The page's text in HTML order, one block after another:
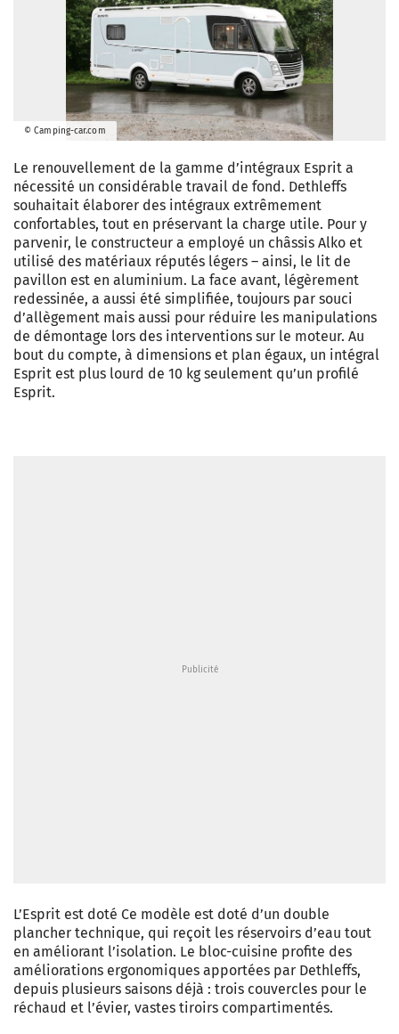
© Camping-car.com
Le renouvellement de la gamme d’intégraux Esprit a
nécessité un considérable travail de fond. Dethleffs
souhaitait élaborer des intégraux extrêmement
confortables, tout en préservant la charge utile. Pour y
parvenir, le constructeur a employé un châssis Alko et
utilisé des matériaux réputés légers – ainsi, le lit de
pavillon est en aluminium. La face avant, légèrement
redessinée, a aussi été simplifiée, toujours par souci
d’allègement mais aussi pour réduire les manipulations
de démontage lors des interventions sur le moteur. Au
bout du compte, à dimensions et plan égaux, un intégral
Esprit est plus lourd de 10 kg seulement qu’un profilé
Esprit.
L’Esprit est doté Ce modèle est doté d’un double
plancher technique, qui reçoit les réservoirs d’eau tout
en améliorant l’isolation. Le bloc-cuisine profite des
améliorations ergonomiques apportées par Dethleffs,
depuis plusieurs saisons déjà : trois couvercles pour le
réchaud et l’évier, vastes tiroirs compartimentés.